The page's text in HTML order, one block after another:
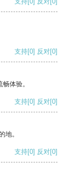
支持[0] 反对[0]
体验。
支持[0] 反对[0]
地。
支持[0] 反对[0]